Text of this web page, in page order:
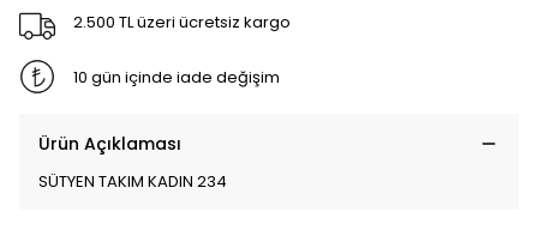
2.500 TL üzeri ücretsiz kargo
10 gün içinde iade değişim
Ürün Açıklaması
SÜTYEN TAKIM KADIN 234